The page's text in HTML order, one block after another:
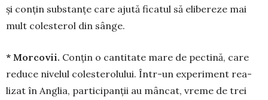
și con­țin substanțe care ajută ficatul să eli­bereze mai
mult colesterol din sân­ge.
* Morcovii. Conțin o can­ti­tate mare de pectină, care
reduce nivelul co­lesterolului. Într-un experiment rea­
lizat în Anglia, participanții au mân­cat, vreme de trei